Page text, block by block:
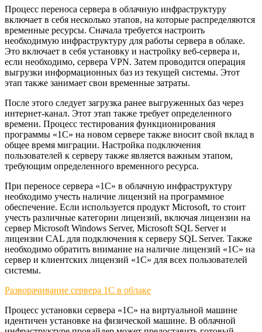
Процесс переноса сервера в облачную инфраструктуру
включает в себя несколько этапов, на которые распределяются
временные ресурсы. Сначала требуется настроить
необходимую инфраструктуру для работы сервера в облаке.
Это включает в себя установку и настройку веб-сервера и,
если необходимо, сервера VPN. Затем проводится операция
выгрузки информационных баз из текущей системы. Этот
этап также занимает свои временные затраты.
После этого следует загрузка ранее выгруженных баз через
интернет-канал. Этот этап также требует определенного
времени. Процесс тестирования функционирования
программы «1С» на новом сервере также вносит свой вклад в
общее время миграции. Настройка подключения
пользователей к серверу также является важным этапом,
требующим определенного временного ресурса.
При переносе сервера «1С» в облачную инфраструктуру
необходимо учесть наличие лицензий на программное
обеспечение. Если используется продукт Microsoft, то стоит
учесть различные категории лицензий, включая лицензии на
сервер Microsoft Windows Server, Microsoft SQL Server и
лицензии CAL для подключения к серверу SQL Server. Также
необходимо обратить внимание на наличие лицензий «1С» на
сервер и клиентских лицензий «1С» для всех пользователей
системы.
Разворачивание сервера 1С в облаке
Процесс установки сервера «1С» на виртуальной машине
идентичен установке на физической машине. В облачной